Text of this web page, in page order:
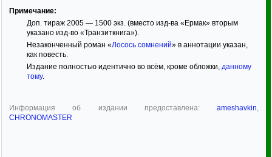
Примечание:
Доп. тираж 2005 — 1500 экз. (вместо изд-ва «Ермак» вторым
указано изд-во «Транзиткнига»).
Незаконченный роман «Лосось сомнений» в аннотации указан,
как повесть.
Издание полностью идентично во всём, кроме обложки, данному
тому.
Информация об издании предоставлена: ameshavkin,
CHRONOMASTER